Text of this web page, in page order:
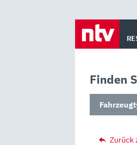
Finden
Zurück